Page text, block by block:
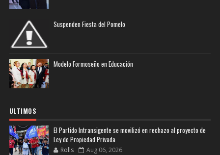
Suspenden Fiesta del Pomelo
Modelo Formoseño en Educación
ULTIMOS
El Partido Intransigente se movilizó en rechazo al proyecto de
Ley de Propiedad Privada
Rolls Aug 06, 2026